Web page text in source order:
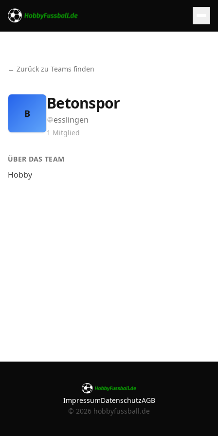
← Zurück zu Teams finden
B
Betonspor
esslingen
1 Mitglied
ÜBER DAS TEAM
Hobby
ImpressumDatenschutzAGB
© 2026 hobbyfussball.de